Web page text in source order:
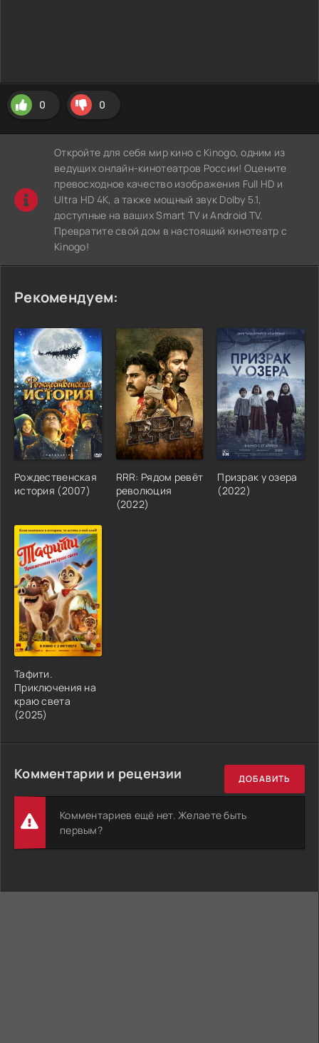
0 0
Откройте для себя мир кино с Kinogo, одним из
ведущих онлайн-кинотеатров России! Оцените
превосходное качество изображения Full HD и
Ultra HD 4K, а также мощный звук Dolby 5.1,
доступные на ваших Smart TV и Android TV.
Превратите свой дом в настоящий кинотеатр с
Kinogo!
Рекомендуем:
Рождественская
история (2007)
RRR: Рядом ревёт
революция
(2022)
Призрак у озера
(2022)
Тафити.
Приключения на
краю света
(2025)
Комментарии и рецензии ДОБАВИТЬ
Комментариев ещё нет. Желаете быть
первым?